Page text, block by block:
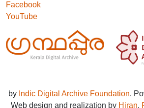
Facebook
YouTube
by Indic Digital Archive Foundation.
Web design and realization by Hiran,